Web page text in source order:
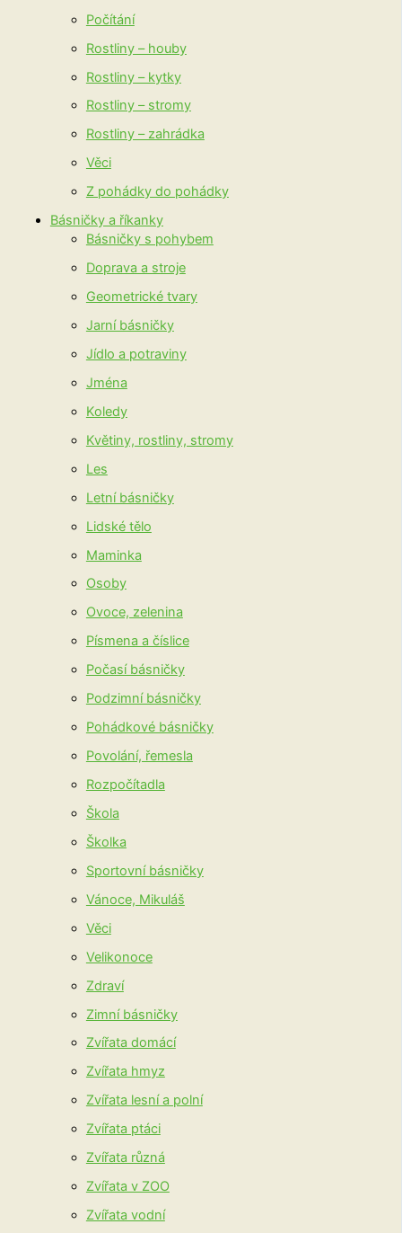
Počítání
Rostliny – houby
Rostliny – kytky
Rostliny – stromy
Rostliny – zahrádka
Věci
Z pohádky do pohádky
Básničky a říkanky
Básničky s pohybem
Doprava a stroje
Geometrické tvary
Jarní básničky
Jídlo a potraviny
Jména
Koledy
Květiny, rostliny, stromy
Les
Letní básničky
Lidské tělo
Maminka
Osoby
Ovoce, zelenina
Písmena a číslice
Počasí básničky
Podzimní básničky
Pohádkové básničky
Povolání, řemesla
Rozpočítadla
Škola
Školka
Sportovní básničky
Vánoce, Mikuláš
Věci
Velikonoce
Zdraví
Zimní básničky
Zvířata domácí
Zvířata hmyz
Zvířata lesní a polní
Zvířata ptáci
Zvířata různá
Zvířata v ZOO
Zvířata vodní